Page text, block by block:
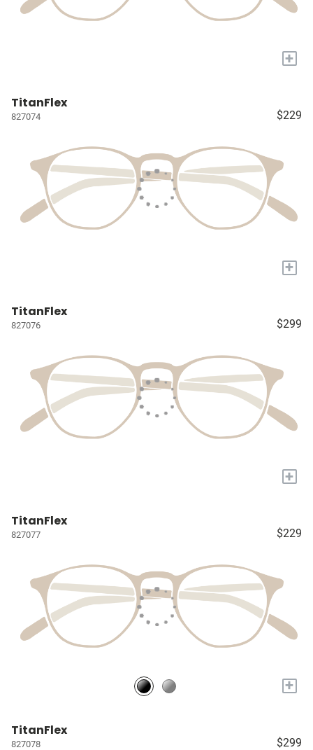
+
TitanFlex
827074 $229
+
TitanFlex
827076 $299
+
TitanFlex
827077 $229
+
TitanFlex
827078 $299